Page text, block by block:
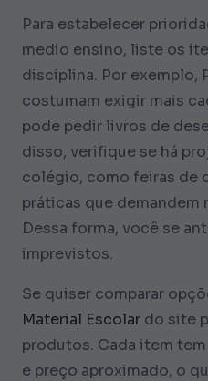
Para estabelecer
medio ensino, liste os
disciplina. Por exemplo,
costumam exigir mais
pode pedir livros de
disso, verifique se há
colégio, como feiras de
práticas que
Dessa forma, você se
imprevistos.
Se quiser comparar
Material Escolar do site
produtos. Cada item
e preço aproximado, o